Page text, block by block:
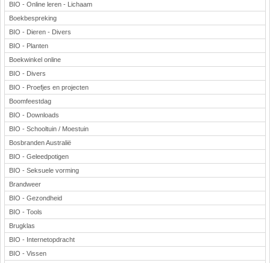
BIO - Online leren - Lichaam
Boekbespreking
BIO - Dieren - Divers
BIO - Planten
Boekwinkel online
BIO - Divers
BIO - Proefjes en projecten
Boomfeestdag
BIO - Downloads
BIO - Schooltuin / Moestuin
Bosbranden Australië
BIO - Geleedpotigen
BIO - Seksuele vorming
Brandweer
BIO - Gezondheid
BIO - Tools
Brugklas
BIO - Internetopdracht
BIO - Vissen